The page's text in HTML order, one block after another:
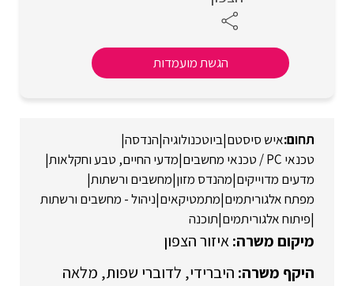
הגשת מועמדות
איש סיסטם|ביוטכנולוגיה|הנדסה|
טכנאי PC / טכנאי מחשבים
|מדעי החיים, טבע וחקלאות|
מדעים מדוייקים|מהנדס מזון|מחשבים ורשתות|
מפתח אלגוריתמים|מתמטיקאים|ניהול - מחשבים ורשתות
|פיתוח אלגוריתמים|תוכנה
איזור הצפון
היברידי לדוברי שפות מלאה